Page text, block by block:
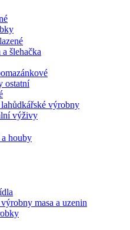
šlehačka
ostatní
výrobny
výživy
a houby
masa a uzenin